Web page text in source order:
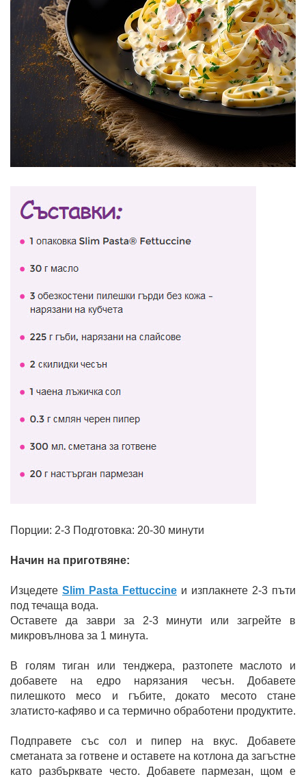
Порции: 2-3 Подготовка: 20-30 минути
Начин на приготвяне:
Изцедете Slim Pasta Fettuccine и изплакнете 2-3 пъти
под течаща вода.
Оставете да заври за 2-3 минути или загрейте в
микровълнова за 1 минута.
В голям тиган или тенджера, разтопете маслото и
добавете на едро нарязания чесън. Добавете
пилешкото месо и гъбите, докато месото стане
златисто-кафяво и са термично обработени продуктите.
Подправете със сол и пипер на вкус. Добавете
сметаната за готвене и оставете на котлона да загъстне
като разбърквате често. Добавете пармезан, щом е